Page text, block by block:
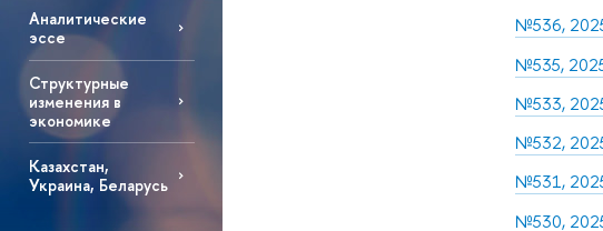
Аналитические
эссе
Структурные
изменения в
экономике
Казахстан,
Украина, Беларусь
№536,
№535,
№533,
№532,
№531,
№530,